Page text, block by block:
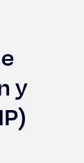
y